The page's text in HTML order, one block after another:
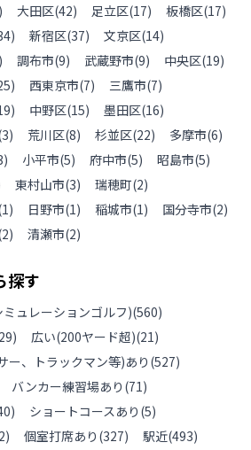
) 大田区(42) 足立区(17) 板橋区(17)
) 新宿区(37) 文京区(14)
) 調布市(9) 武蔵野市(9) 中央区(19)
) 西東京市(7) 三鷹市(7)
) 中野区(15) 墨田区(16)
3) 荒川区(8) 杉並区(22) 多摩市(6)
) 小平市(5) 府中市(5) 昭島市(5)
東村山市(3) 瑞穂町(2)
1) 日野市(1) 稲城市(1) 国分寺市(2)
2) 清瀬市(2)
探す
ュレーションゴルフ)(560)
) 広い(200ヤード超)(21)
ー、トラックマン等)あり (527)
バンカー練習場あり (71)
) ショートコースあり (5)
) 個室打席あり (327) 駅近(493)